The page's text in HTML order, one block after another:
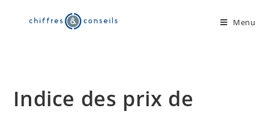
Menu
Indice des prix de